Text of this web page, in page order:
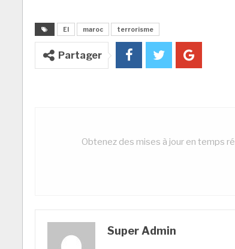
EI maroc terrorisme
Partager
Obtenez des mises à jour en temps
Super Admin